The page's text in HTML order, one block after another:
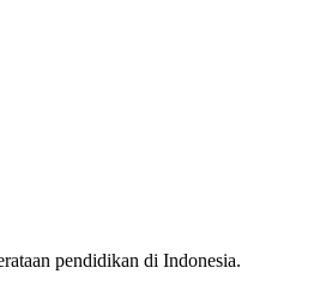
pendidikan di Indonesia.